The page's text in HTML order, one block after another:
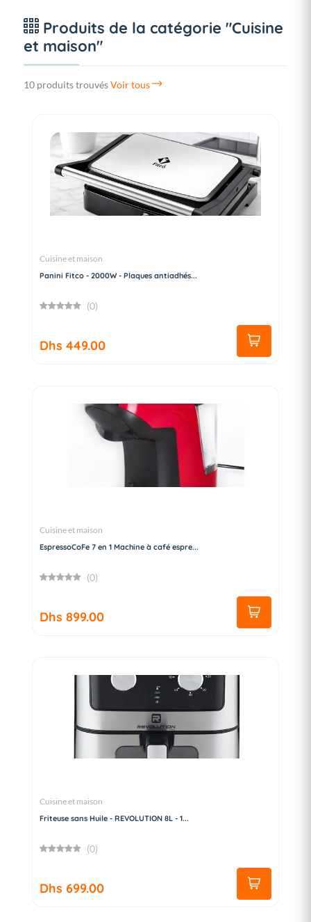
Produits de la catégorie "Cuisine
et maison"
10 produits trouvésVoir tous
Cuisine et maison
Panini Fitco - 2000W - Plaques antiadhés...
(0)
Dhs 449.00
Cuisine et maison
EspressoCoFe 7 en 1 Machine à café espre...
(0)
Dhs 899.00
Cuisine et maison
Friteuse sans Huile - REVOLUTION 8L - 1...
(0)
Dhs 699.00